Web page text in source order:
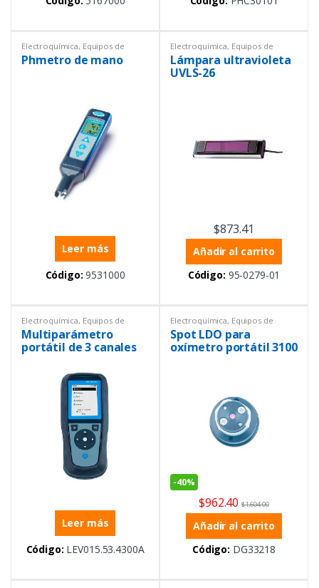
Electroquímica, Equipos de
Laboratorio Ph metros
Phmetro de mano
Leer más
Código: 9531000
Electroquímica, Equipos de
Laboratorio Repuestos
Lámpara ultravioleta
UVLS-26
$873.41
Añadir al carrito
Código: 95-0279-01
Electroquímica, Equipos de
Laboratorio Multiparámetros
Portátil
Multiparámetro
portátil de 3 canales
conductividad, TDS,
salinidad, (OD), sin
electrodos
Leer más
Código: LEV015.53.4300A
Electroquímica, Equipos de
Laboratorio, Repuestos
Spot LDO para
oxímetro portátil 3100
-40%
$962.40 $1,604.00
Añadir al carrito
Código: DG33218